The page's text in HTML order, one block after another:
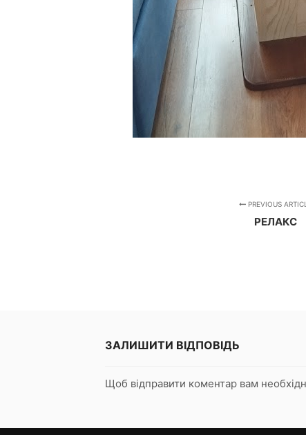
PREVIOUS
РЕЛАКС
ЗАЛИШИТИ ВІДПОВІДЬ
Щоб відправити коментар вам